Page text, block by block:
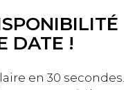
DATE !
en 30 secondes.